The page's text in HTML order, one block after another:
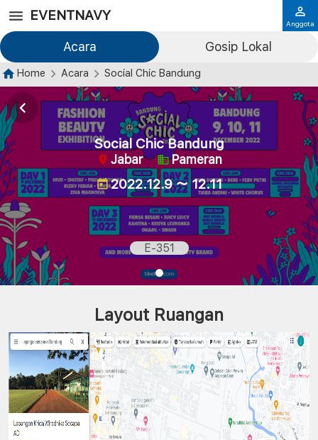
EVENTNAVY
Acara Gosip Lokal
Anggota
Home Acara Social Chic Bandung
Social Chic Bandung
Jabar Pameran
2022.12.9 ～ 12.11
E-351
Layout Ruangan